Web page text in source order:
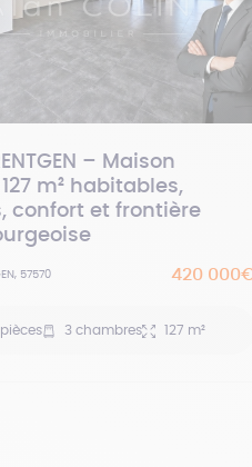
– Maison
m² habitables,
confort et frontière
57570 420
3 chambres 127 m²